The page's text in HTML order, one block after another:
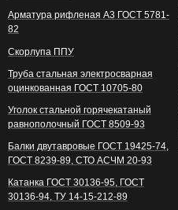
Арматура рифленая А3 ГОСТ 5781-
82
Скорлупа ППУ
Труба стальная электросварная
оцинкованная ГОСТ 10705-80
Уголок стальной горячекатаный
равнополочный ГОСТ 8509-93
Балки двутавровые ГОСТ 19425-74,
ГОСТ 8239-89, СТО АСЧМ 20-93
Катанка ГОСТ 30136-95, ГОСТ
30136-94, ТУ 14-15-212-89